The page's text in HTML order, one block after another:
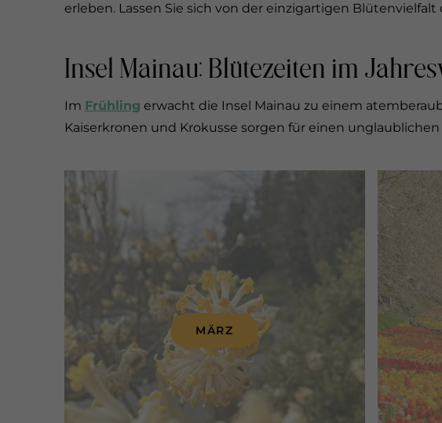
erleben. Lassen Sie sich von der einzigartigen Blütenvielfalt
Insel Mainau: Blütezeiten im
Im Frühling erwacht die Insel Mainau zu einem
Kaiserkronen und Krokusse sorgen für einen
MÄRZ